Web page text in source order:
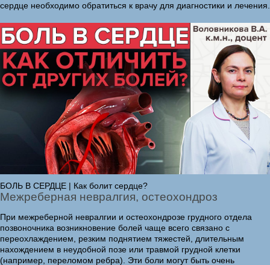
сердце необходимо обратиться к врачу для диагностики и лечения.
БОЛЬ В СЕРДЦЕ | Как болит сердце?
Межреберная невралгия, остеохондроз
При межреберной невралгии и остеохондрозе грудного отдела
позвоночника возникновение болей чаще всего связано с
переохлаждением, резким поднятием тяжестей, длительным
нахождением в неудобной позе или травмой грудной клетки
(например, переломом ребра). Эти боли могут быть очень